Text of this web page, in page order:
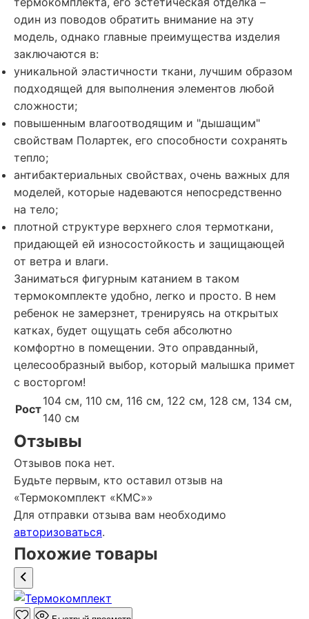
один из поводов обратить внимание на эту
модель, однако главные преимущества изделия
заключаются в:
уникальной эластичности ткани, лучшим образом
подходящей для выполнения элементов любой
сложности;
повышенным влагоотводящим и "дышащим"
свойствам Полартек, его способности сохранять
тепло;
антибактериальных свойствах, очень важных для
моделей, которые надеваются непосредственно
на тело;
плотной структуре верхнего слоя термоткани,
придающей ей износостойкость и защищающей
от ветра и влаги.
Заниматься фигурным катанием в таком
термокомплекте удобно, легко и просто. В нем
ребенок не замерзнет, тренируясь на открытых
катках, будет ощущать себя абсолютно
комфортно в помещении. Это оправданный,
целесообразный выбор, который малышка примет
с восторгом!
Рост
104 см, 110 см, 116 см, 122 см, 128 см, 134 см,
140 см
Отзывы
Отзывов пока нет.
Будьте первым, кто оставил отзыв на
«Термокомплект «КМС»»
Для отправки отзыва вам необходимо
авторизоваться.
Похожие товары